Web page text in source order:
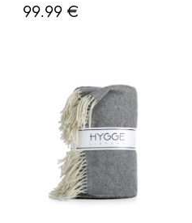
99.99 €